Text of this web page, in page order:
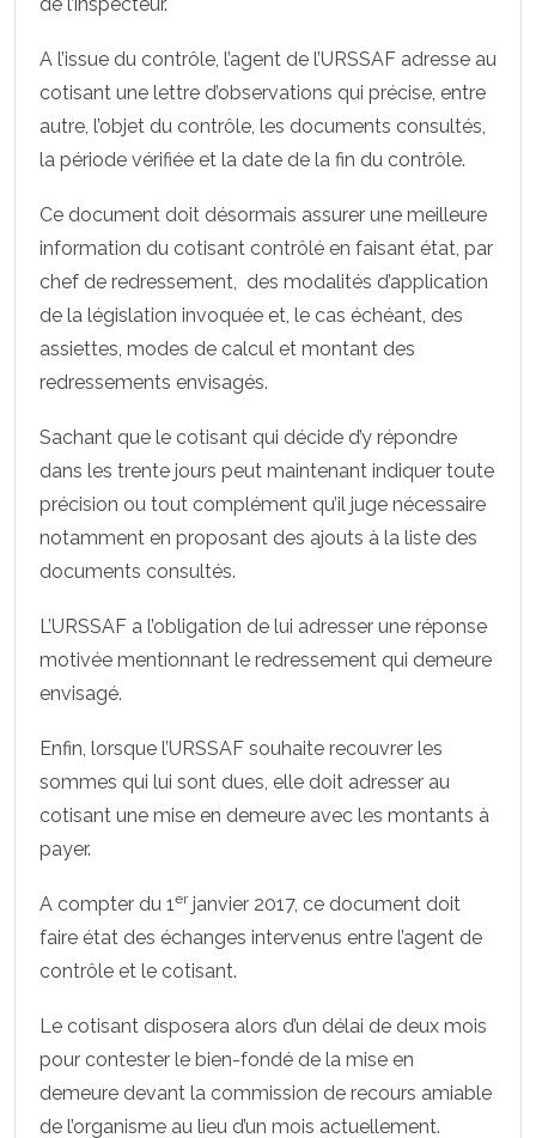
A l’issue du contrôle, l’agent de l’URSSAF adresse au
cotisant une lettre d’observations qui précise, entre
autre, l’objet du contrôle, les documents consultés,
la période vérifiée et la date de la fin du contrôle.
Ce document doit désormais assurer une meilleure
information du cotisant contrôlé en faisant état, par
chef de redressement, des modalités d’application
de la législation invoquée et, le cas échéant, des
assiettes, modes de calcul et montant des
redressements envisagés.
Sachant que le cotisant qui décide d’y répondre
dans les trente jours peut maintenant indiquer toute
précision ou tout complément qu’il juge nécessaire
notamment en proposant des ajouts à la liste des
documents consultés.
L’URSSAF a l’obligation de lui adresser une réponse
motivée mentionnant le redressement qui demeure
envisagé.
Enfin, lorsque l’URSSAF souhaite recouvrer les
sommes qui lui sont dues, elle doit adresser au
cotisant une mise en demeure avec les montants à
payer.
A compter du 1erjanvier 2017, ce document doit
faire état des échanges intervenus entre l’agent de
contrôle et le cotisant.
Le cotisant disposera alors d’un délai de deux mois
pour contester le bien-fondé de la mise en
demeure devant la commission de recours amiable
de l’organisme au lieu d’un mois actuellement.